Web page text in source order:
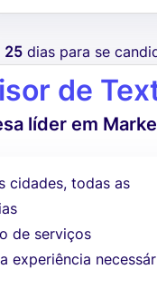
25 dias para se
de
líder em
cidades, todas as
de serviços
experiência